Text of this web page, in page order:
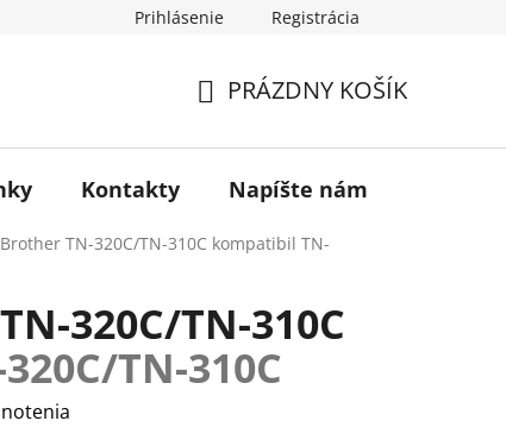
Prihlásenie Registrácia
KOŠÍK
PRÁZDNY KOŠÍK
Kontakty Napíšte nám
TN-320C/TN-310C kompatibil TN-
320C/TN-310C
TN-310C